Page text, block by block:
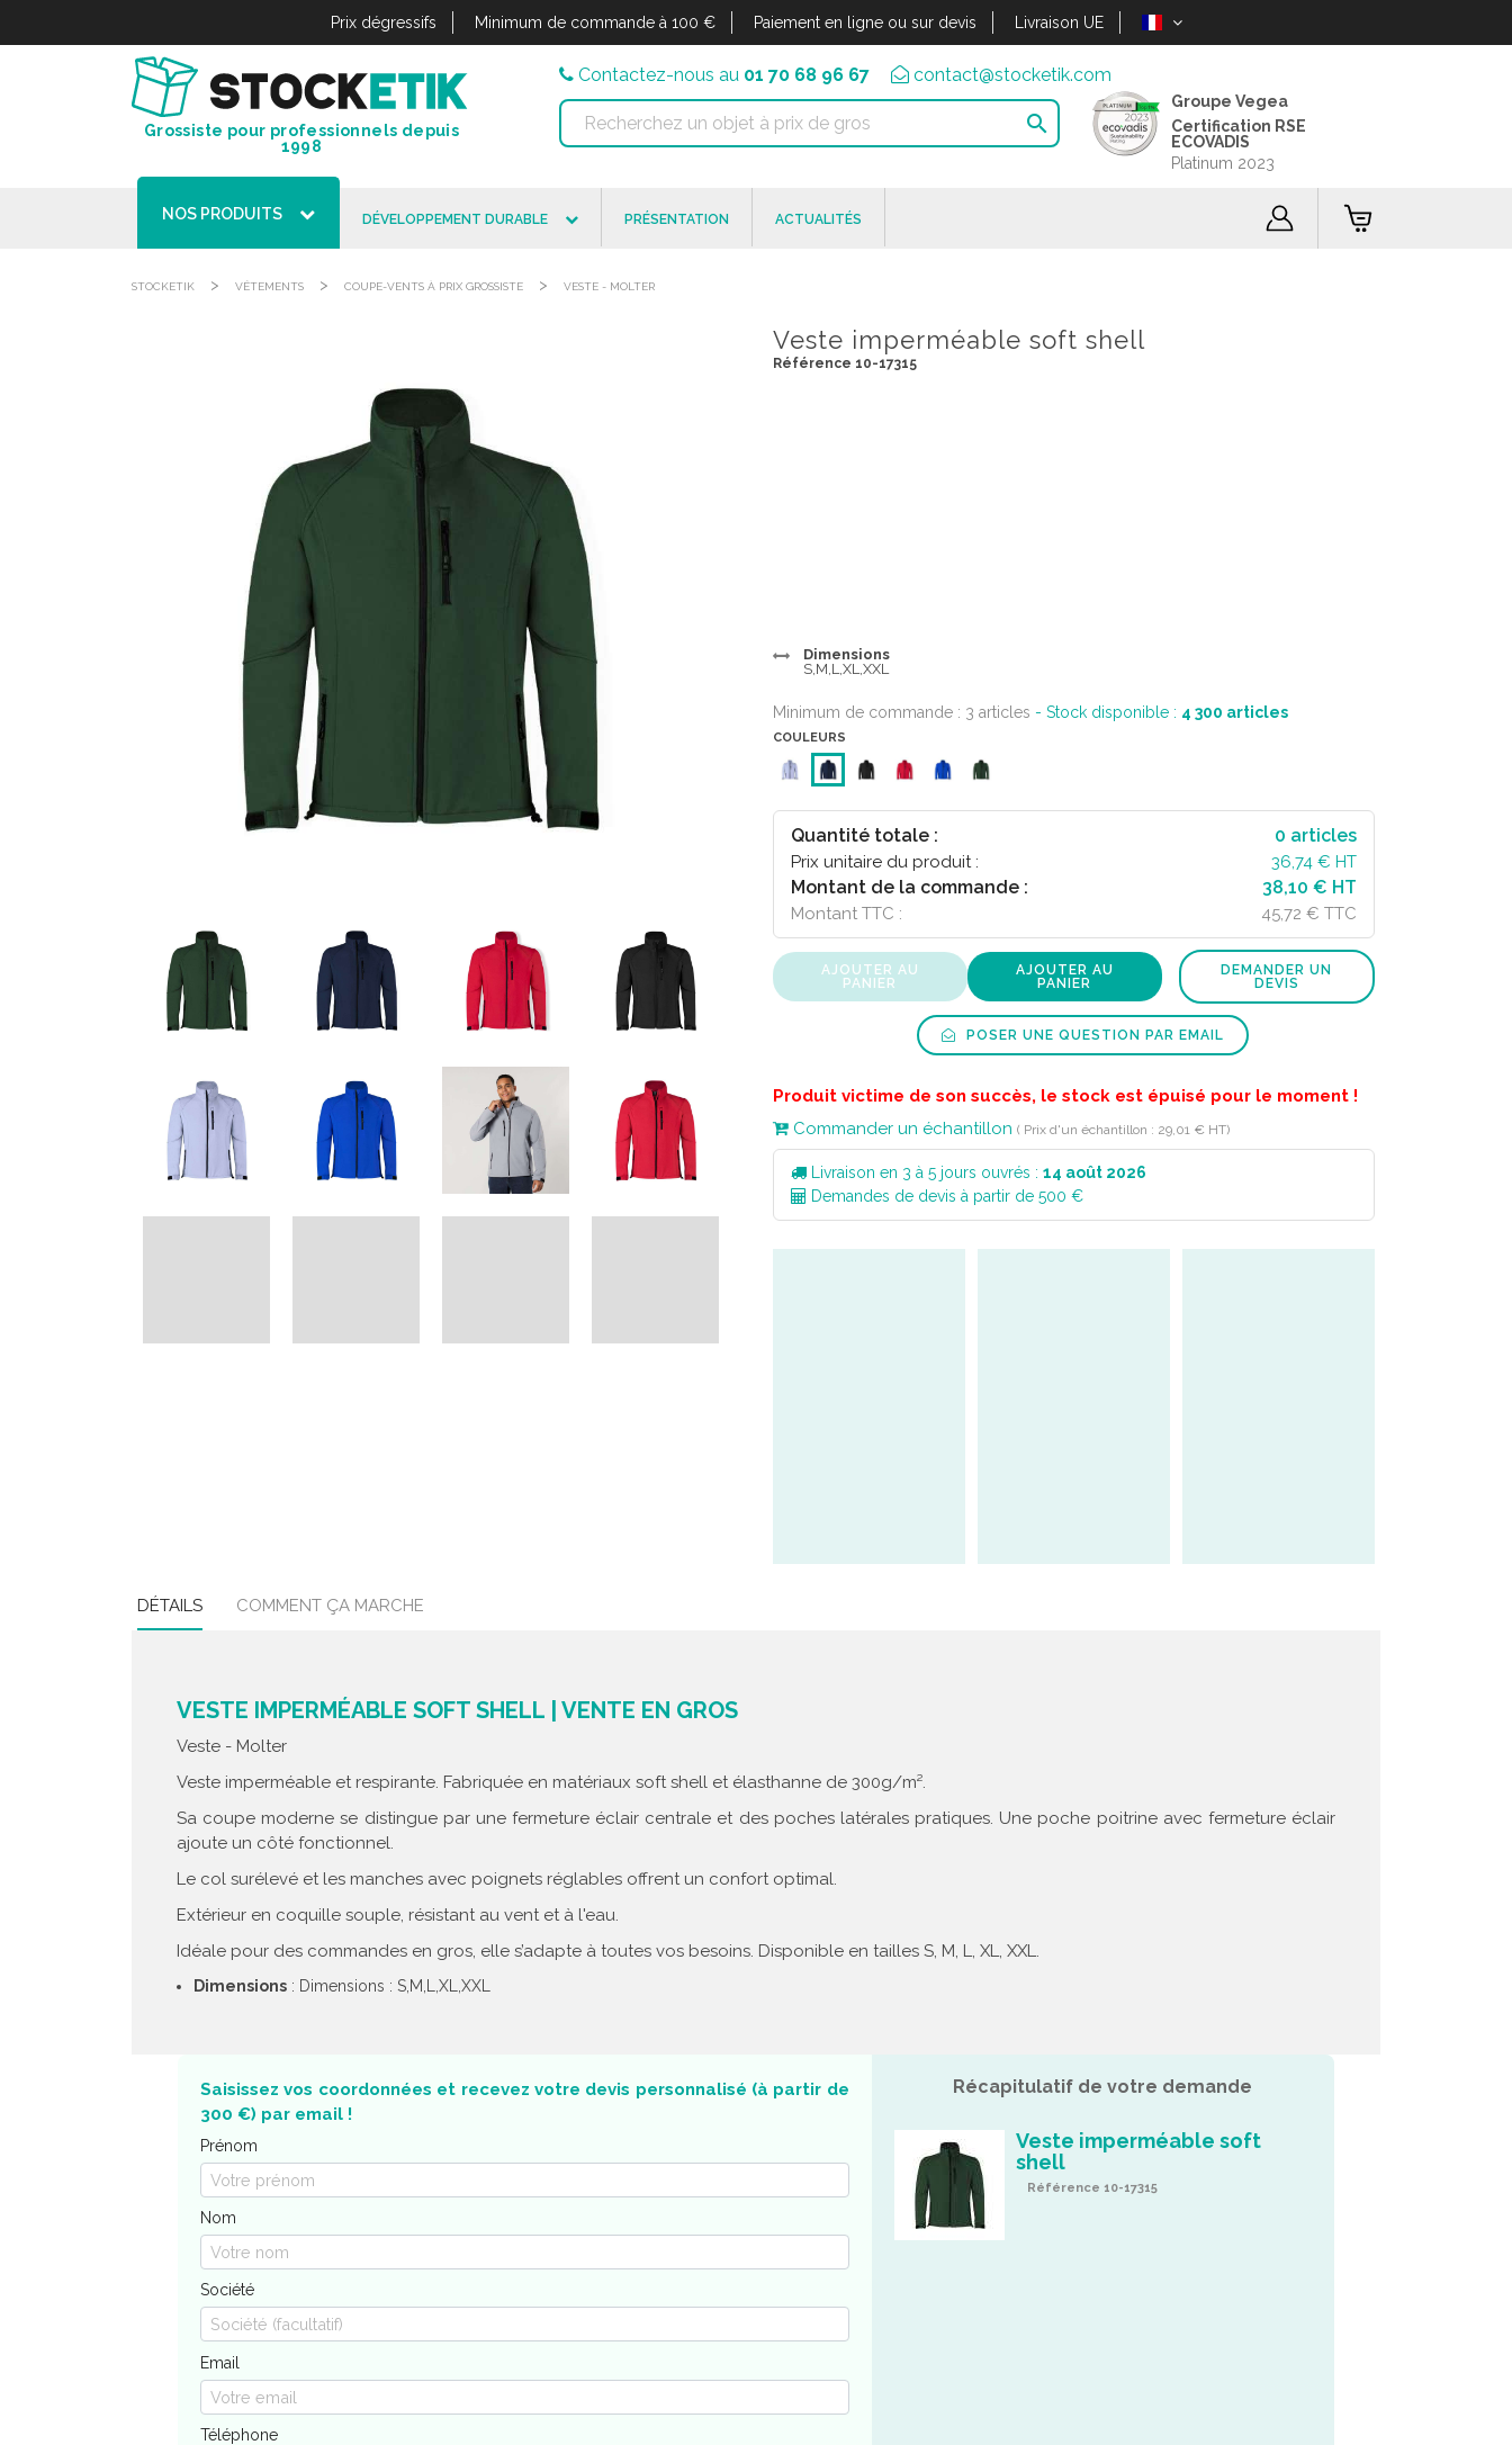
Prix dégressifs Minimum de commande à 100 € Paiement en ligne ou sur devis Livraison UE
Grossiste pour professionnels depuis
1998
Contactez-nous au 01 70 68 96 67 contact@stocketik.com

Groupe Vegea
Certification RSE
ECOVADIS
Platinum 2023
NOS PRODUITS DÉVELOPPEMENT DURABLE PRÉSENTATION ACTUALITÉS
STOCKETIK > VÊTEMENTS > COUPE-VENTS À PRIX GROSSISTE > VESTE - MOLTER
Veste imperméable soft shell
Référence 10-17315
Dimensions
S,M,L,XL,XXL
Minimum de commande : 3 articles - Stock disponible : 4 300 articles
COULEURS
Quantité totale : 0 articles
Prix unitaire du produit : 36,74 € HT
Montant de la commande : 38,10 € HT
Montant TTC : 45,72 € TTC
AJOUTER AU
PANIER
AJOUTER AU
PANIER
DEMANDER UN
DEVIS
POSER UNE QUESTION PAR EMAIL
Produit victime de son succès, le stock est épuisé pour le moment !
Commander un échantillon ( Prix d'un échantillon : 29,01 € HT)
Livraison en 3 à 5 jours ouvrés : 14 août 2026
Demandes de devis à partir de 500 €
DÉTAILS COMMENT ÇA MARCHE
VESTE IMPERMÉABLE SOFT SHELL | VENTE EN GROS
Veste - Molter
Veste imperméable et respirante. Fabriquée en matériaux soft shell et élasthanne de 300g/m².
Sa coupe moderne se distingue par une fermeture éclair centrale et des poches latérales pratiques. Une poche poitrine avec fermeture éclair
ajoute un côté fonctionnel.
Le col surélevé et les manches avec poignets réglables offrent un confort optimal.
Extérieur en coquille souple, résistant au vent et à l'eau.
Idéale pour des commandes en gros, elle s’adapte à toutes vos besoins. Disponible en tailles S, M, L, XL, XXL.
Dimensions : Dimensions : S,M,L,XL,XXL
Saisissez vos coordonnées et recevez votre devis personnalisé (à partir de
300 €) par email !
Prénom
Nom
Société
Email
Téléphone
Récapitulatif de votre demande
Veste imperméable soft
shell
Référence 10-17315